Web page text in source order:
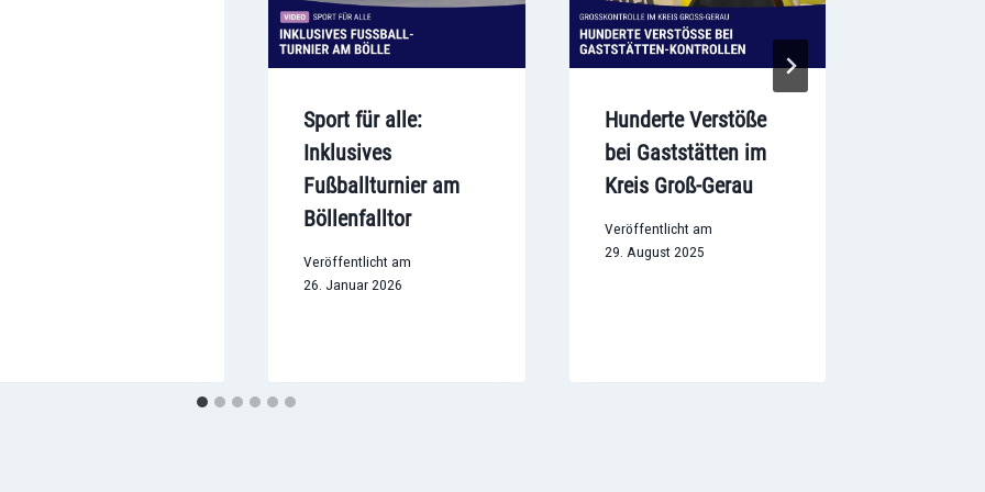
Sport für alle:
Inklusives
Fußballturnier am
Böllenfalltor
Veröffentlicht am
26. Januar 2026
Hunderte Verstöße
bei Gaststätten im
Kreis Groß-Gerau
Veröffentlicht am
29. August 2025